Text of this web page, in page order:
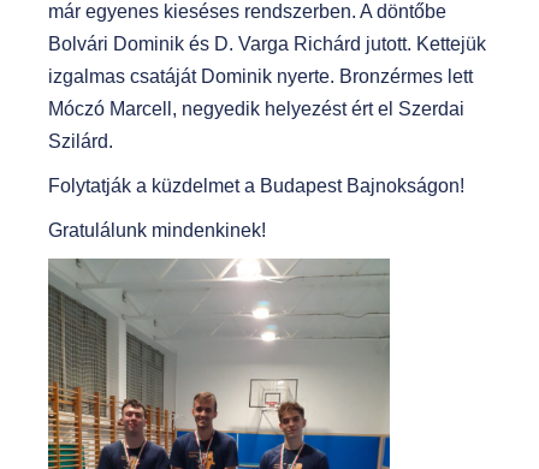
már egyenes kieséses rendszerben. A döntőbe
Bolvári Dominik és D. Varga Richárd jutott. Kettejük
izgalmas csatáját Dominik nyerte. Bronzérmes lett
Móczó Marcell, negyedik helyezést ért el Szerdai
Szilárd.
Folytatják a küzdelmet a Budapest Bajnokságon!
Gratulálunk mindenkinek!